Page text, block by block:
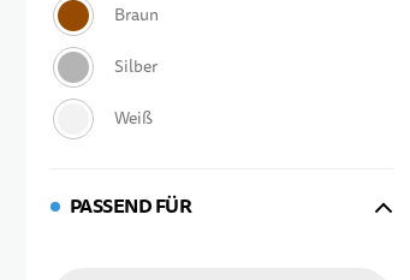
PASSEND FÜR